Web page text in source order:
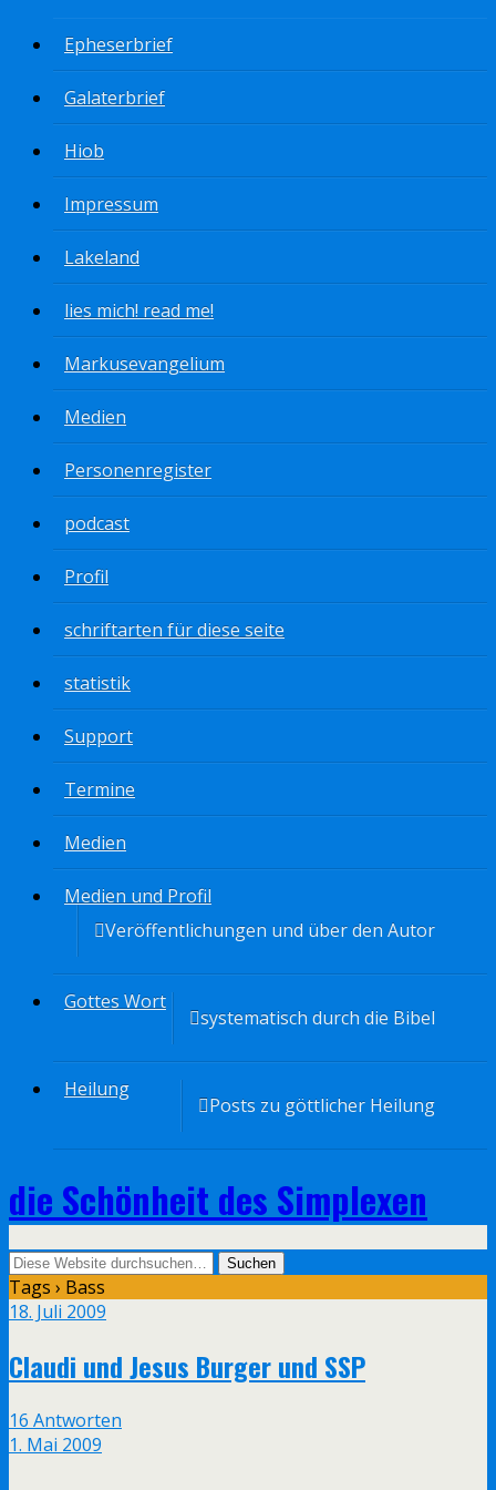
Epheserbrief
Galaterbrief
Hiob
Impressum
Lakeland
lies mich! read me!
Markusevangelium
Medien
Personenregister
podcast
Profil
schriftarten für diese seite
statistik
Support
Termine
Medien
Medien und Profil
Veröffentlichungen und über den Autor
Gottes Wort
systematisch durch die Bibel
Heilung
Posts zu göttlicher Heilung
die Schönheit des Simplexen
Tags › Bass
18. Juli 2009
Claudi und Jesus Burger und SSP
16 Antworten
1. Mai 2009